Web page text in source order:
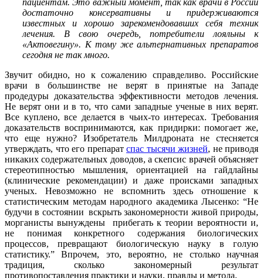
достаточно консервативны и придерживаются
известных и хорошо зарекомендовавших себя техник
лечения. В свою очередь, потребители лояльны к
«Актовегину». К тому же альтернативных препаратов
сегодня не так много.
Звучит обидно, но к сожалению справделиво. Российские
врачи в большинстве не верят в принятые на Западе
продедуры доказательства эффективности методов лечения.
Не верят они и в то, что сами западные ученые в них верят.
Все куплено, все делается в чьих-то интересах. Требования
доказательств воспринимаются, как придирки: помогает же,
что еще нужно? Изобретатель Милдроната не стесняется
утверждать, что его препарат спас тысячи жизней, не приводя
никаких содержательных доводов, а скепсис врачей объясняет
стереотипностью мышления, ориентацией на гайдлайны
(клинические рекомендации) и даже происками западных
ученых. Невозможно не вспомнить здесь отношение к
статистическим методам народного академика Лысенко: “Не
будучи в состоянии вскрыть закономерности живой природы,
морганисты вынуждены прибегать к теории вероятности и,
не понимая конкретного содержания биологических
процессов, превращают биологическую науку в голую
статистику.” Впрочем, это, вероятно, не столько научная
традиция, сколько закономерный результат
противопоставления практики и науки, правды и метода.